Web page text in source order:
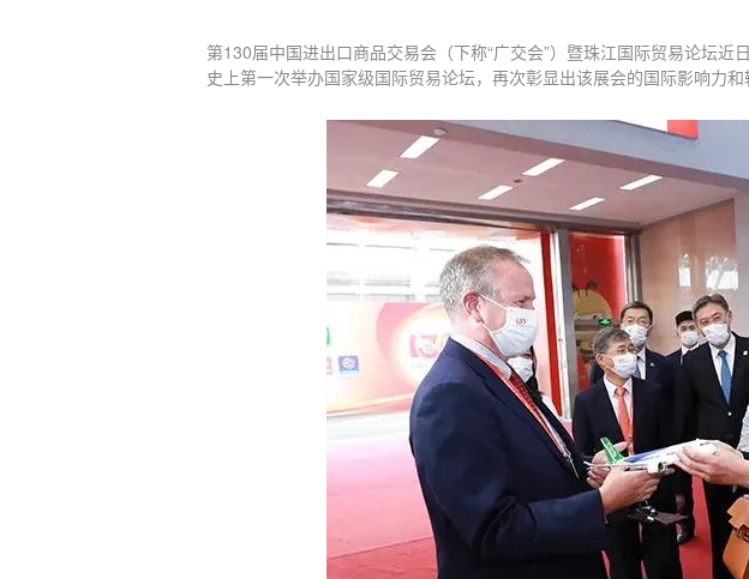
第130届中国进出口商品交易会（下称“广交会”）暨珠江国际贸易论坛
史上第一次举办国家级国际贸易论坛，再次彰显出该展会的国际影响力和